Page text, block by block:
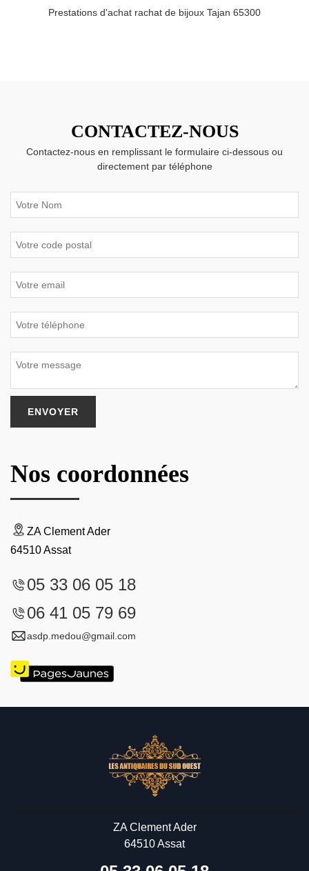
Prestations d'achat rachat de bijoux Tajan 65300
CONTACTEZ-NOUS
Contactez-nous en remplissant le formulaire ci-dessous ou
directement par téléphone
Nos coordonnées
ZA Clement Ader
64510 Assat
05 33 06 05 18
06 41 05 79 69
asdp.medou@gmail.com
ZA Clement Ader
64510 Assat